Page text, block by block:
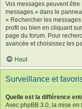
Vos messages peuvent
messages » dans le
« Rechercher les
profil ou bien en cliquant
page du forum. Pour
avancée et choisissez les
Haut
Surveillance et
Quelle est la différence
Avec phpBB 3.0, la mise en